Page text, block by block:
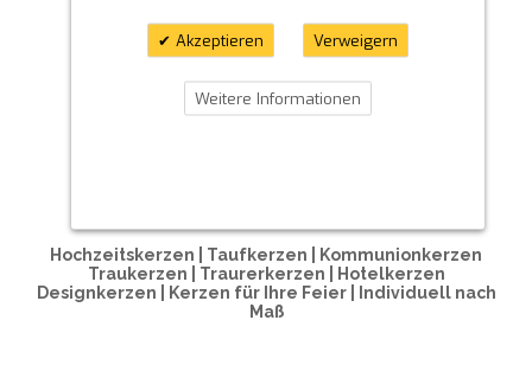
Hochzeitskerzen | Taufkerzen | Kommunionkerzen
Traukerzen | Traurerkerzen | Hotelkerzen
Designkerzen | Kerzen für Ihre Feier | Individuell nach
Maß
Akzeptieren Verweigern
Weitere Informationen